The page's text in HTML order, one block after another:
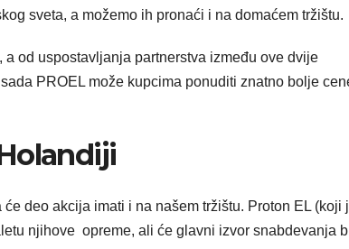
sveta, a možemo ih pronaći i na domaćem tržištu.
od uspostavljanja partnerstva između ove dvije
PROEL može kupcima ponuditi znatno bolje
deo akcija imati i na našem tržištu. Proton EL (koji
njihove opreme, ali će glavni izvor snabdevanja